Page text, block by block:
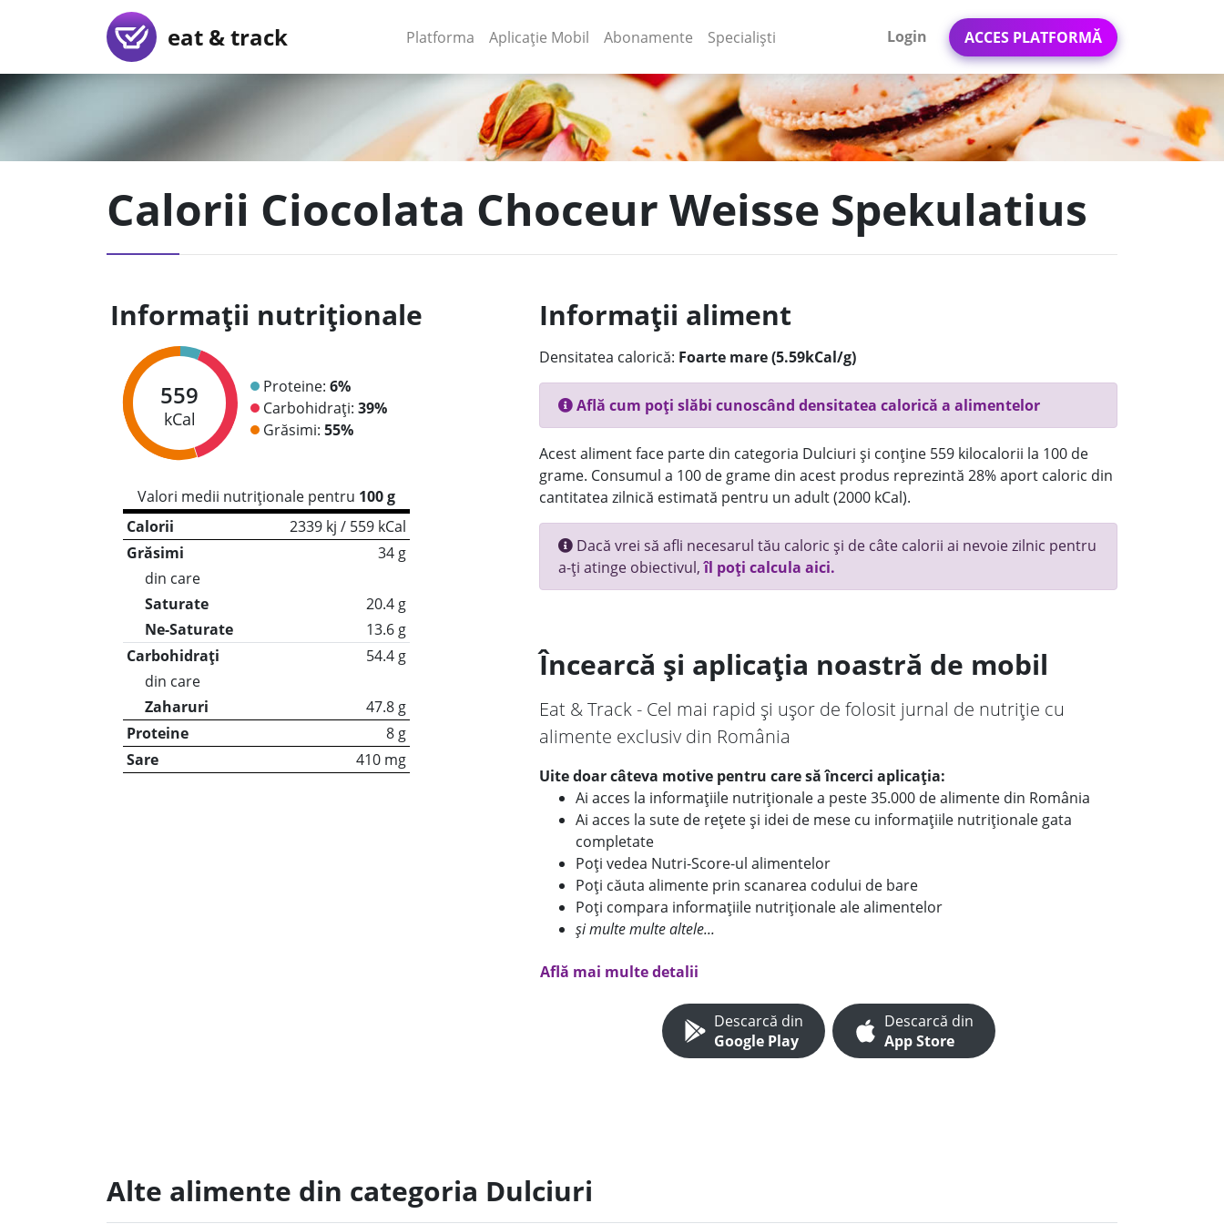
eat & track Platforma (current)
Aplicație Mobil (current)
Abonamente Specialiști Login ACCES PLATFORMĂ
Calorii Ciocolata Choceur Weisse Spekulatius
Informații nutriționale
559
kCal
Proteine: 6%
Carbohidrați: 39%
Grăsimi: 55%
Valori medii nutriționale pentru 100 g
Calorii
2339 kj / 559 kCal
Grăsimi
34 g
din care
Saturate
20.4 g
Ne-Saturate
13.6 g
Carbohidrați
54.4 g
din care
Zaharuri
47.8 g
Proteine
8 g
Sare
410 mg
Informații aliment
Densitatea calorică: Foarte mare (5.59kCal/g)
Află cum poți slăbi cunoscând densitatea calorică a alimentelor
Acest aliment face parte din categoria Dulciuri și conține 559 kilocalorii la 100 de
grame. Consumul a 100 de grame din acest produs reprezintă 28% aport caloric din
cantitatea zilnică estimată pentru un adult (2000 kCal).
Dacă vrei să afli necesarul tău caloric și de câte calorii ai nevoie zilnic pentru
a-ți atinge obiectivul,îl poți calcula aici.
Încearcă și aplicația noastră de mobil
Eat & Track - Cel mai rapid și ușor de folosit jurnal de nutriție cu
alimente exclusiv din România
Uite doar câteva motive pentru care să încerci aplicația:
Ai acces la informațiile nutriționale a peste 35.000 de alimente din România
Ai acces la sute de rețete și idei de mese cu informațiile nutriționale gata
completate
Poți vedea Nutri-Score-ul alimentelor
Poți căuta alimente prin scanarea codului de bare
Poți compara informațiile nutriționale ale alimentelor
și multe multe altele...
Află mai multe detalii
Descarcă din
Google Play
Descarcă din
App Store
Alte alimente din categoria Dulciuri